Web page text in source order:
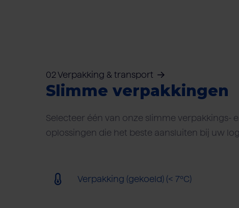
02 Verpakking & transport
Slimme verpakkingen
Selecteer één van onze slimme verpakkings-
oplossingen die het beste aansluiten bij uw
Verpakking (gekoeld) (< 7ºC)